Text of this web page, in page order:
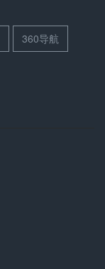
360导航